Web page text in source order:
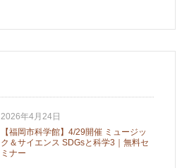
2026年4月24日
【福岡市科学館】4/29開催 ミュージッ
ク＆サイエンス SDGsと科学3｜無料セ
ミナー